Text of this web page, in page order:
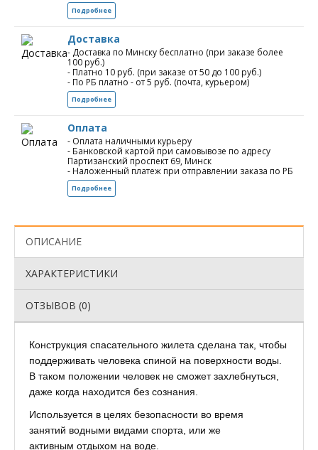
Подробнее
Доставка
- Доставка по Минску бесплатно (при заказе более
100 руб.)
- Платно 10 руб. (при заказе от 50 до 100 руб.)
- По РБ платно - от 5 руб. (почта, курьером)
Подробнее
Оплата
- Оплата наличными курьеру
- Банковской картой при самовывозе по адресу
Партизанский проспект 69, Минск
- Наложенный платеж при отправлении заказа по РБ
Подробнее
ОПИСАНИЕ
ХАРАКТЕРИСТИКИ
ОТЗЫВОВ (0)
Конструкция спасательного жилета сделана так, чтобы
поддерживать человека спиной на поверхности воды.
В таком положении человек не сможет захлебнуться,
даже когда находится без сознания.
Используется в целях безопасности во время
занятий водными видами спорта, или же
активным отдыхом на воде.